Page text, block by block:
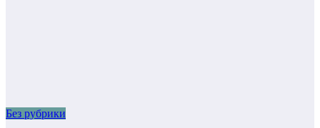
Без рубрики